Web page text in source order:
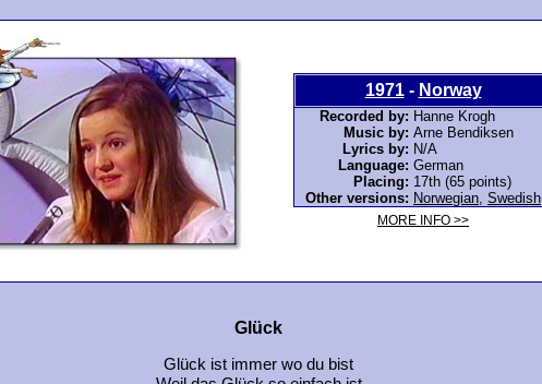
1971- Norway
Recorded by: Hanne Krogh
Music by: Arne Bendiksen
Lyrics by: N/A
Language: German
Placing: 17th (65 points)
Other versions: Norwegian Swedish
MORE INFO >>
Glück
Glück ist immer wo du bist